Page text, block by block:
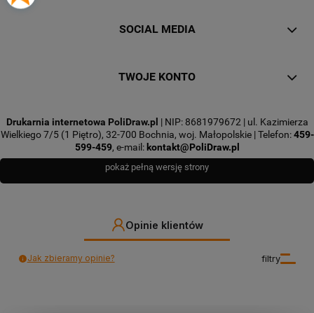
SOCIAL MEDIA
TWOJE KONTO
Drukarnia internetowa PoliDraw.pl | NIP: 8681979672 | ul. Kazimierza
Wielkiego 7/5 (1 Piętro), 32-700 Bochnia, woj. Małopolskie | Telefon: 459-
599-459, e-mail:kontakt@PoliDraw.pl
pokaż pełną wersję strony
Opinie klientów
filtry
Jak zbieramy opinie?